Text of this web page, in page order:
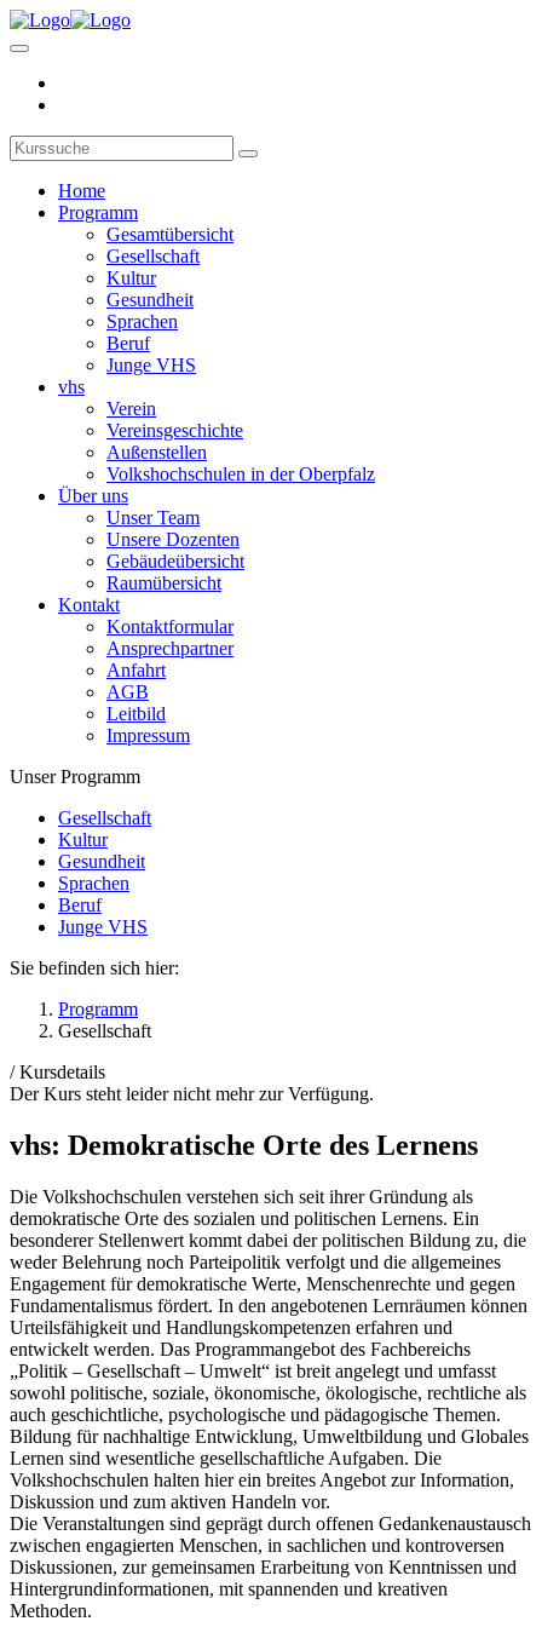
Home
Programm
Gesamtübersicht
Gesellschaft
Kultur
Gesundheit
Sprachen
Beruf
Junge VHS
vhs
Verein
Vereinsgeschichte
Außenstellen
Volkshochschulen in der Oberpfalz
Über uns
Unser Team
Unsere Dozenten
Gebäudeübersicht
Raumübersicht
Kontakt
Kontaktformular
Ansprechpartner
Anfahrt
AGB
Leitbild
Impressum
Unser Programm
Gesellschaft
Kultur
Gesundheit
Sprachen
Beruf
Junge VHS
Sie befinden sich hier:
Programm
Gesellschaft
/Kursdetails
Der Kurs steht leider nicht mehr zur Verfügung.
vhs: Demokratische Orte des Lernens
Die Volkshochschulen verstehen sich seit ihrer Gründung als
demokratische Orte des sozialen und politischen Lernens. Ein
besonderer Stellenwert kommt dabei der politischen Bildung zu, die
weder Belehrung noch Parteipolitik verfolgt und die allgemeines
Engagement für demokratische Werte, Menschenrechte und gegen
Fundamentalismus fördert. In den angebotenen Lernräumen können
Urteilsfähigkeit und Handlungskompetenzen erfahren und
entwickelt werden. Das Programmangebot des Fachbereichs
„Politik – Gesellschaft – Umwelt“ ist breit angelegt und umfasst
sowohl politische, soziale, ökonomische, ökologische, rechtliche als
auch geschichtliche, psychologische und pädagogische Themen.
Bildung für nachhaltige Entwicklung, Umweltbildung und Globales
Lernen sind wesentliche gesellschaftliche Aufgaben. Die
Volkshochschulen halten hier ein breites Angebot zur Information,
Diskussion und zum aktiven Handeln vor.
Die Veranstaltungen sind geprägt durch offenen Gedankenaustausch
zwischen engagierten Menschen, in sachlichen und kontroversen
Diskussionen, zur gemeinsamen Erarbeitung von Kenntnissen und
Hintergrundinformationen, mit spannenden und kreativen
Methoden.